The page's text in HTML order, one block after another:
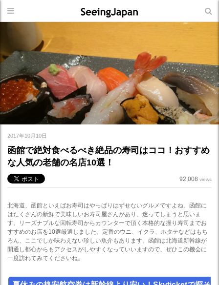
2017年10月10日
函館で絶対食べるべき絶品の寿司はココ！おすすめ
な人気の老舗の名店10選！
92,008 views
北海道、函館といえばお寿司はやっぱりはずせないグルメですよね。函館に
はたくさんの新鮮で美味しいお寿司屋さんがあり、迷ってしまうと思いま
す。リーズナブルな回転寿司からカウンターで頂く本格的な握り寿司までお
すすめのお店を10選厳選しました。定番のウニ、イクラ、ホタテなどはもち
ろん、ここでしか味わえない珍しい魚介もあります。函館は北海道新幹線が
開通し都心からもアクセスがしやすくなっていいますので、ぜひこの機会に
一度訪れてみてくださいね。